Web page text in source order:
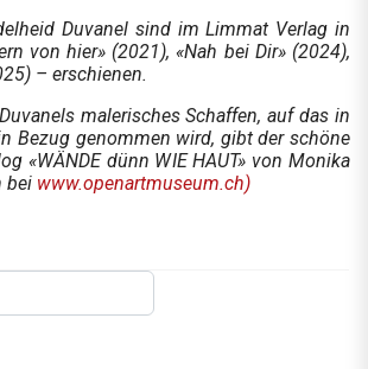
Duvanel sind im Limmat Verlag in
von hier» (2021), «Nah bei Dir» (2024),
– erschienen.
malerisches Schaffen, auf das in
Bezug genommen wird, gibt der schöne
«WÄNDE dünn WIE HAUT» von Monika
bei www.openartmuseum.ch)